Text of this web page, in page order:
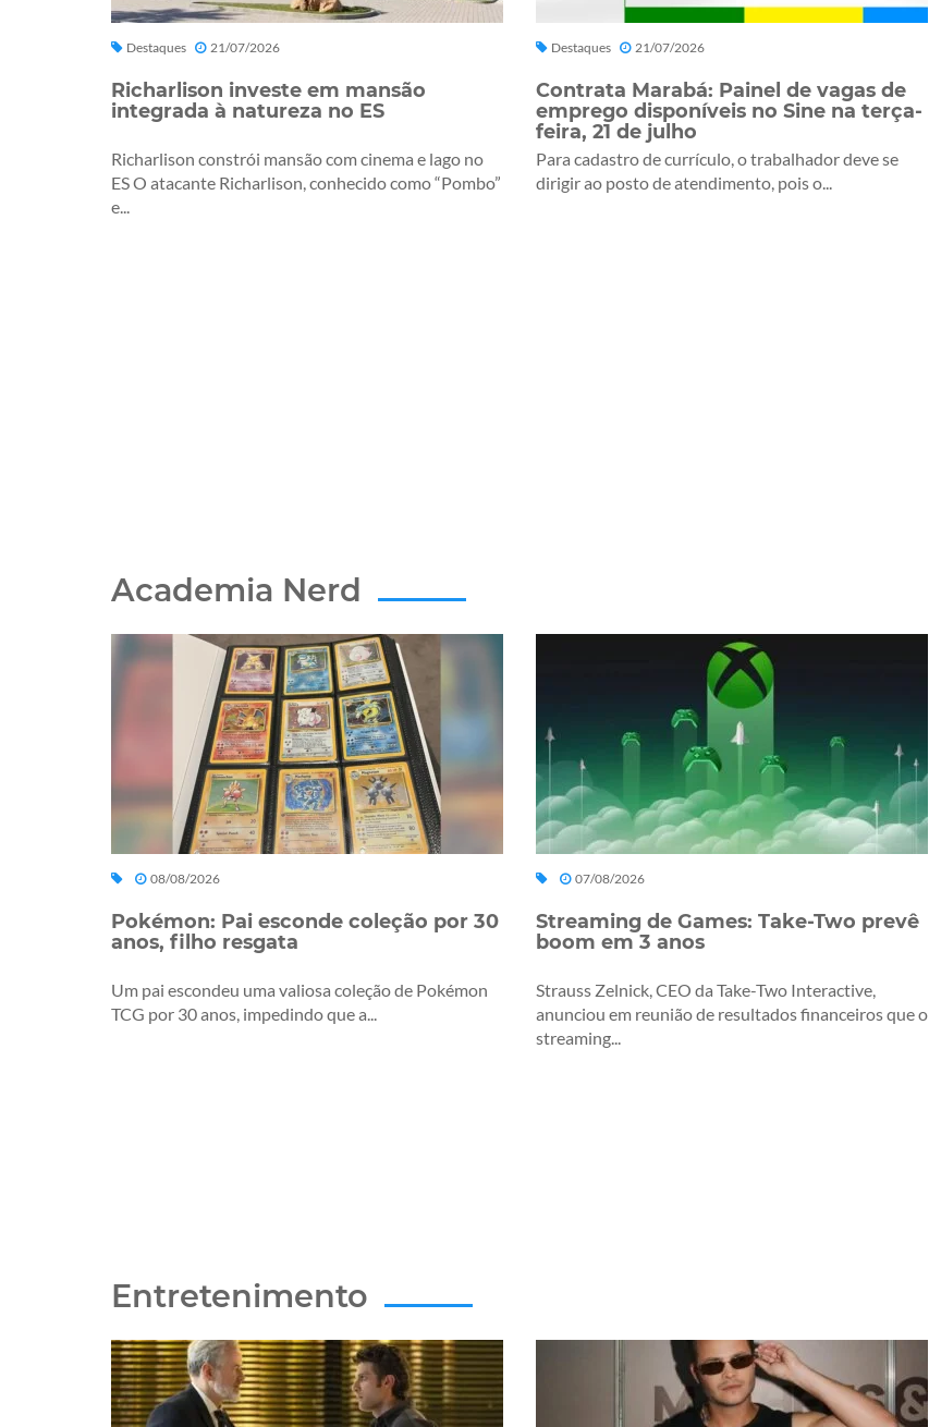
Destaques 21/07/2026
Richarlison investe em mansão
integrada à natureza no ES
Richarlison constrói mansão com cinema e lago no
ES O atacante Richarlison, conhecido como “Pombo”
e...
Destaques 21/07/2026
Contrata Marabá: Painel de vagas de
emprego disponíveis no Sine na terça-
feira, 21 de julho
Para cadastro de currículo, o trabalhador deve se
dirigir ao posto de atendimento, pois o...
Academia Nerd
08/08/2026
Pokémon: Pai esconde coleção por 30
anos, filho resgata
Um pai escondeu uma valiosa coleção de Pokémon
TCG por 30 anos, impedindo que a...
07/08/2026
Streaming de Games: Take-Two prevê
boom em 3 anos
Strauss Zelnick, CEO da Take-Two Interactive,
anunciou em reunião de resultados financeiros que o
streaming...
Entretenimento